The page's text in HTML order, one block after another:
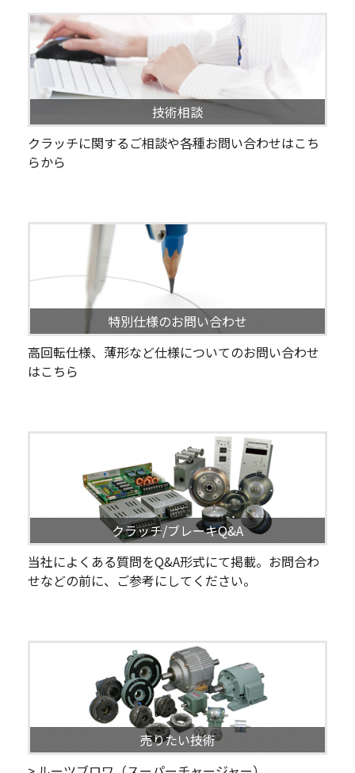
技術相談
クラッチに関するご相談や各種お問い合わせはこち
らから
特別仕様のお問い合わせ
高回転仕様、薄形など仕様についてのお問い合わせ
はこちら
クラッチ/ブレーキQ&A
当社によくある質問をQ&A形式にて掲載。お問合わ
せなどの前に、ご参考にしてください。
売りたい技術